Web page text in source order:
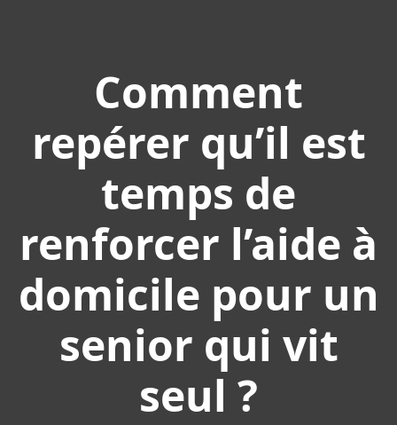
Comment
repérer qu’il est
temps de
renforcer l’aide à
domicile pour un
senior qui vit
seul ?